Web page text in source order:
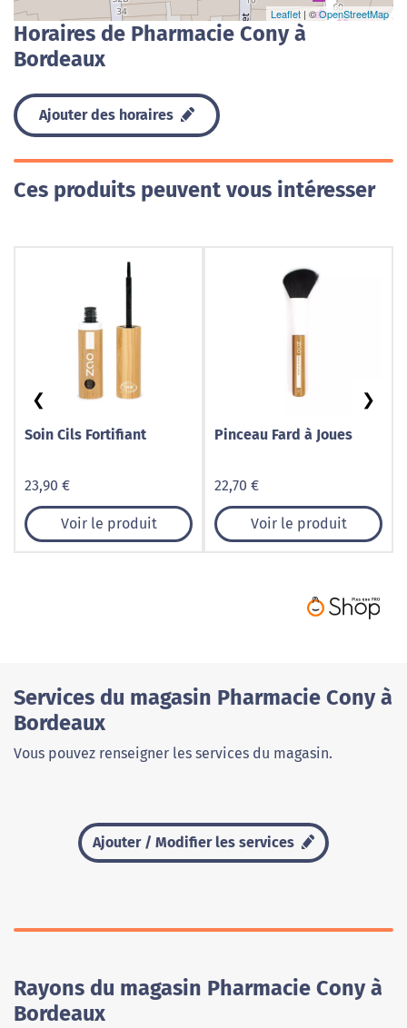
Leaflet | ©OpenStreetMap
Horaires de Pharmacie Cony à
Bordeaux
Ajouter des horaires
Ces produits peuvent vous intéresser
Soin Cils Fortifiant
23,90 €
Voir le produit
Pinceau Fard à Joues
22,70 €
Voir le produit
❮ ❯
Services du magasin Pharmacie Cony à
Bordeaux
Vous pouvez renseigner les services du magasin.
Ajouter / Modifier les services
Rayons du magasin Pharmacie Cony à
Bordeaux